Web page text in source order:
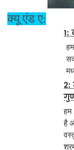
क्यू एंड ए:
1:
2:
हम
है